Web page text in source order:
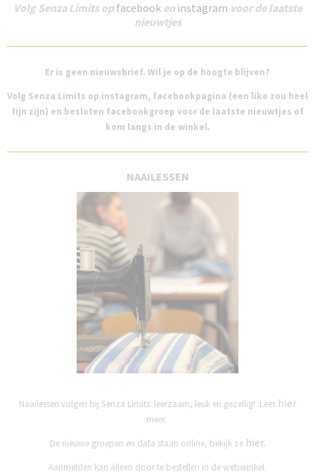
Volg Senza Limits opfacebooken instagram voor de laatste
nieuwtjes
Er is geen nieuwsbrief. Wil je op de hoogte blijven?
Volg Senza Limits op instagram, facebookpagina (een like zou heel
fijn zijn) en besloten facebookgroep voor de laatste nieuwtjes of
kom langs in de winkel.
NAAILESSEN
Naailessen volgen bij Senza Limits: leerzaam, leuk en gezellig! Lees hier
meer.
De nieuwe groepen en data staan online, bekijk ze hier.
Aanmelden kan alleen door te bestellen in de webwinkel.